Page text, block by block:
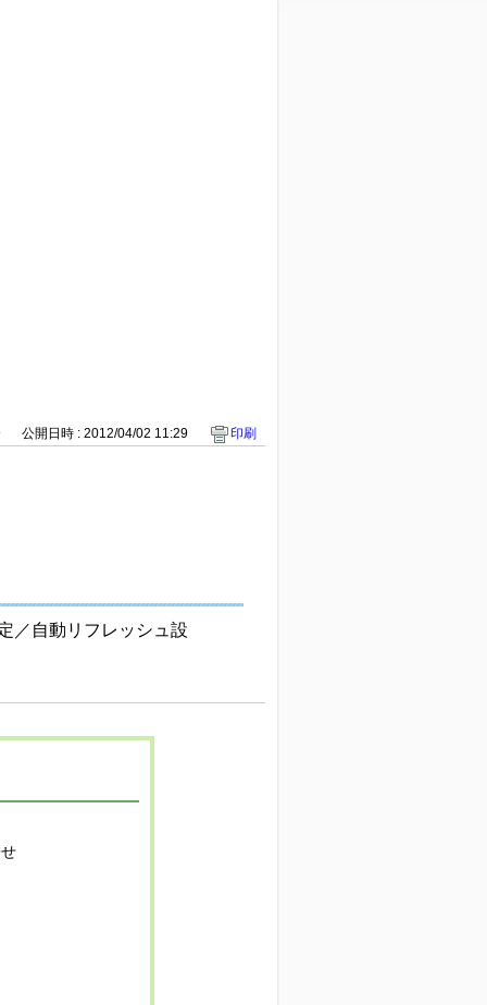
公開日時 : 2012/04/02 11:29 印刷
／自動リフレッシュ設